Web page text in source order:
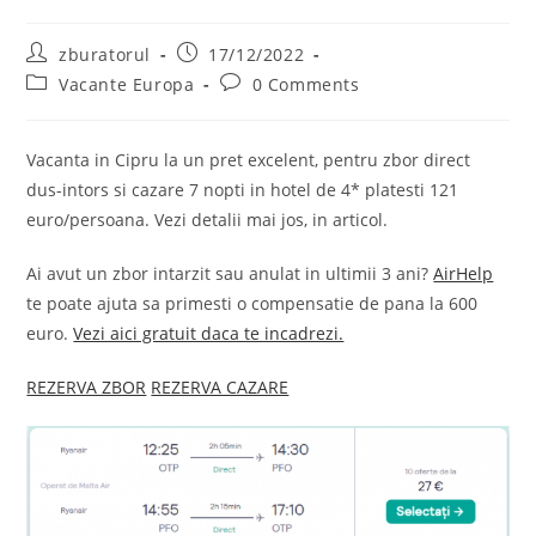
Post
author:
zburatorul
Post
published:
17/12/2022
PostVacante Europa
Post0 Comments
Vacanta in Cipru la un pret excelent, pentru zbor direct
dus-intors si cazare 7 nopti in hotel de 4* platesti 121
euro/persoana. Vezi detalii mai jos, in articol.
Ai avut un zbor intarzit sau anulat in ultimii 3 ani?AirHelp
te poate ajuta sa primesti o compensatie de pana la 600
euro.Vezi aici gratuit daca te incadrezi.
REZERVA ZBOR REZERVA CAZARE